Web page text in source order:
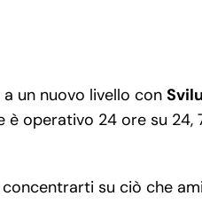
un nuovo livello con
operativo 24 ore su
su ciò che